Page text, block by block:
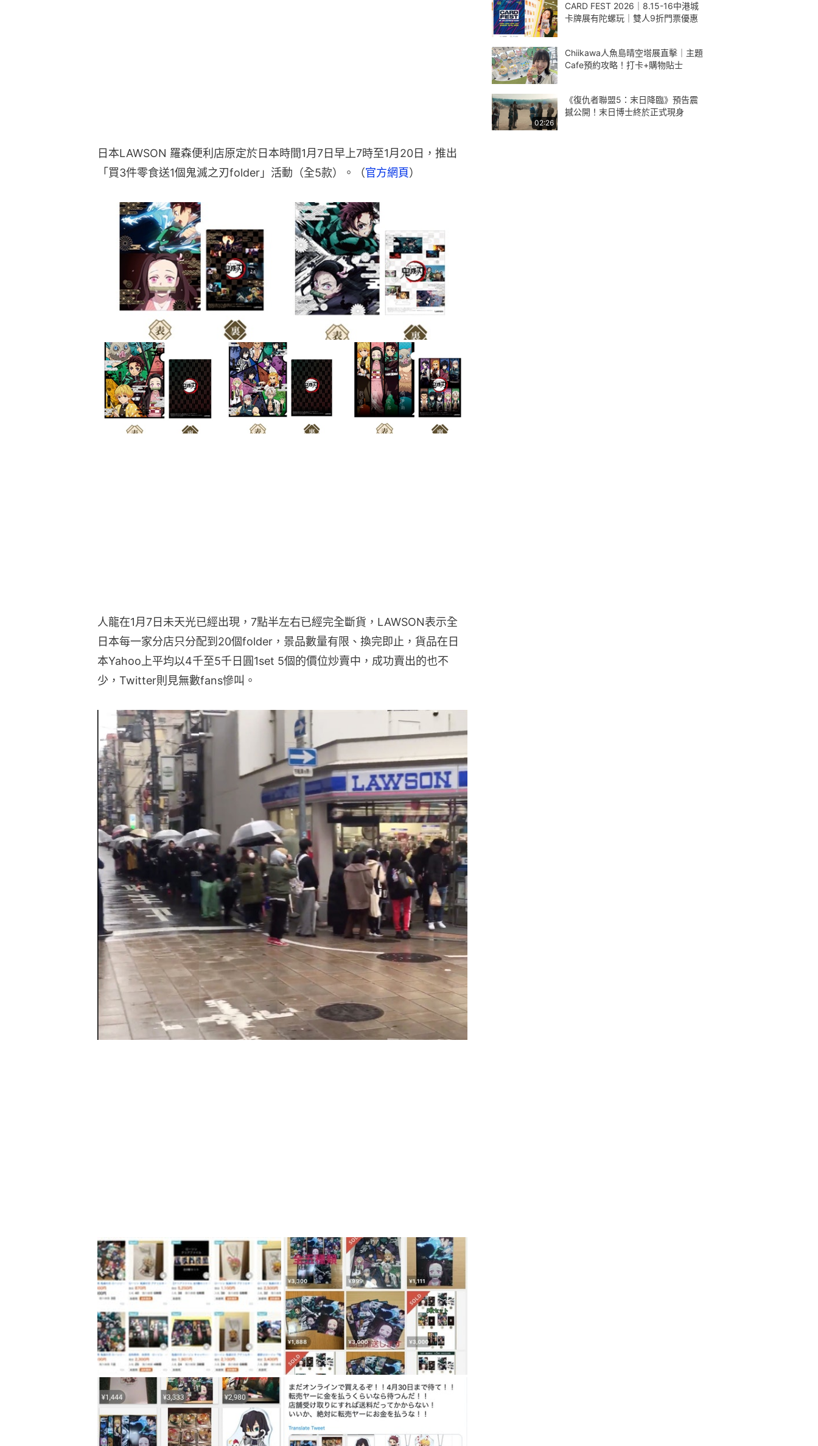
日本LAWSON 羅森便利店原定於日本時間1月7日早上7時至1月20日，推出
「買3件零食送1個鬼滅之刃folder」活動（全5款）。（官方網頁）
人龍在1月7日未天光已經出現，7點半左右已經完全斷貨，LAWSON表示全
日本每一家分店只分配到20個folder，景品數量有限、換完即止，貨品在日
本Yahoo上平均以4千至5千日圓1set 5個的價位炒賣中，成功賣出的也不
少，Twitter則見無數fans慘叫。
CARD FEST 2026｜8.15-16中港城
卡牌展有陀螺玩｜雙人9折門票優惠
Chiikawa人魚島晴空塔展直擊｜主題
Cafe預約攻略！打卡+購物貼士
02:26
《復仇者聯盟5：末日降臨》預告震
撼公開！末日博士終於正式現身